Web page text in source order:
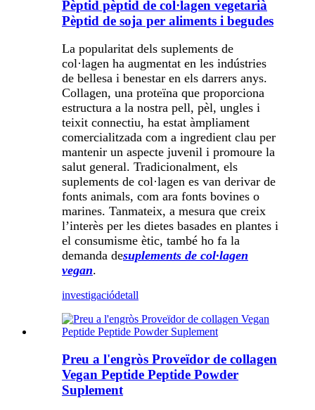
Pèptid pèptid de col·lagen vegetarià
Pèptid de soja per aliments i begudes
La popularitat dels suplements de
col·lagen ha augmentat en les indústries
de bellesa i benestar en els darrers anys.
Collagen, una proteïna que proporciona
estructura a la nostra pell, pèl, ungles i
teixit connectiu, ha estat àmpliament
comercialitzada com a ingredient clau per
mantenir un aspecte juvenil i promoure la
salut general. Tradicionalment, els
suplements de col·lagen es van derivar de
fonts animals, com ara fonts bovines o
marines. Tanmateix, a mesura que creix
l’interès per les dietes basades en plantes i
el consumisme ètic, també ho fa la
demanda desuplements de col·lagen
vegan.
investigaciódetall
Preu a l'engròs Proveïdor de collagen
Vegan Peptide Peptide Powder
Suplement